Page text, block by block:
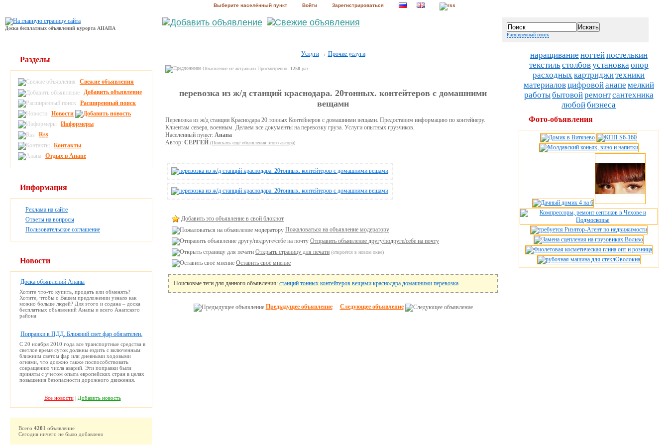
Выберите населённый пункт Войти Зарегистрироваться
Доска бесплатных объявлений курорта АНАПА
Расширенный поиск
Услуги→ Прочие услуги
Объявление не актуально Просмотренно: 1258раз
перевозка из ж/д станций краснодара. 20тонных. контейтеров с домашними
вещами
Перевозка из ж/д станции Краснодара 20.тонных Контейнеров с домашними вещами. Предоставим информацию по контейнеру.
Клиентам севера, военным. Делаем все документы на перевозку груза. Услуги опытных грузчиков.
Населенный пункт: Анапа
Автор: СЕРГЕЙ (Поискать ещё объявления этого автора)
Добавить это объявление в свой блокнот
Пожаловаться на объявление модератору
Отправить объявление другу/подруге/себе на почту
Открыть страницу для печати (откроется в новом окне)
Оставить своё мнение
Поисковые теги для данного объявления: станций тонных контейтеров вещами краснодара домашними перевозка
Предыдущее объявление Следующее объявление
Разделы
Свежие объявления
Добавить объявление
Расширенный поиск
Новости
Информеры
Rss
Контакты
Отдых в Анапе
Информация
Реклама на сайте
Ответы на вопросы
Пользовательское соглашение
Новости
Доска объявлений Анапы
Хотите что-то купить, продать или обменять?
Хотите, чтобы о Вашем предложении узнало как
можно больше людей? Для этого и содана – доска
бесплатных объявлений Анапы и всего Анапского
района
Поправки в ПДД. Ближний свет фар обязателен.
С 20 ноября 2010 года все транспортные средства в
светлое время суток должны ездить с включенным
ближним светом фар или дневными ходовыми
огнями, что должно также поспособствовать
сокращению числа аварий. Эти поправки были
приняты с учетом опыта европейских стран в целях
повышения безопасности дорожного движения.
Все новости| Добавить новость
Всего 4201 объявление
Сегодня ничего не было добавлено
наращивание ногтейпостелькин
текстильстолбовустановкаопор
расходныхкартриджитехники
материаловцифровойанапе мелкий
работыбытовойремонтсантехника
любойбизнеса
Фото-объявления